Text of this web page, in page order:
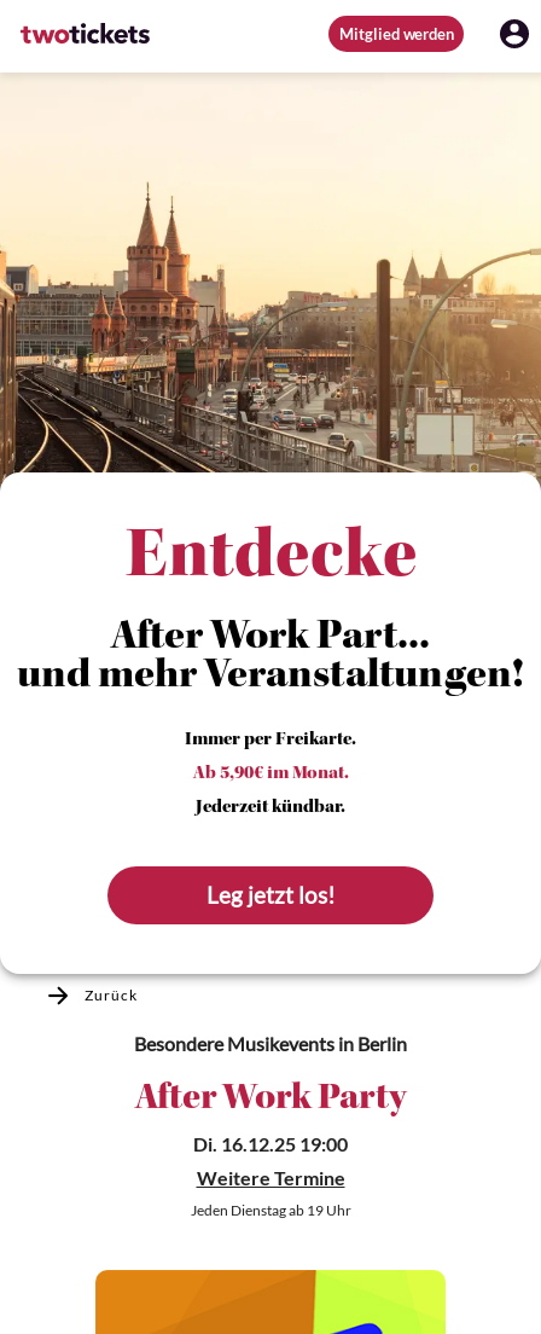
Mitglied werden
Entdecke
After Work Part...
und mehr Veranstaltungen!
Immer per Freikarte.
Ab 5,90€ im Monat.
Jederzeit kündbar.
Leg jetzt los!
Zurück
Besondere Musikevents in Berlin
After Work Party
Di. 16.12.25 19:00
Weitere Termine
Jeden Dienstag ab 19 Uhr